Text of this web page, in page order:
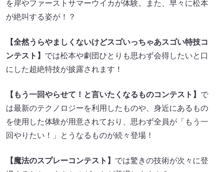
を岸やファーストサマーウイカが体験。また、早々に松本
が絶叫する姿が！？
【全然うらやましくないけどスゴいっちゃあスゴい特技コ
ンテスト】 では松本や劇団ひとりも思わず会得したいと口
にした超絶特技が披露されます！
【もう一回やらせて！と言いたくなるものコンテスト】 で
は最新のテクノロジーを利用したものや、身近にあるもの
を使用した体験が用意されており、思わず全員が「もう一
回やりたい！」とうなるものが続々登場！
【魔法のスプレーコンテスト】 では驚きの技術が次々に登